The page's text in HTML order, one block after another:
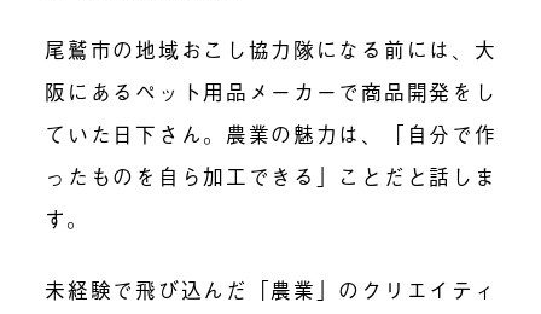
尾鷲市の地域おこし協力隊になる前には、大
阪にあるペット用品メーカーで商品開発をし
ていた日下さん。農業の魅力は、「自分で作
ったものを自ら加工できる」ことだと話しま
す。
未経験で飛び込んだ「農業」のクリエイティ